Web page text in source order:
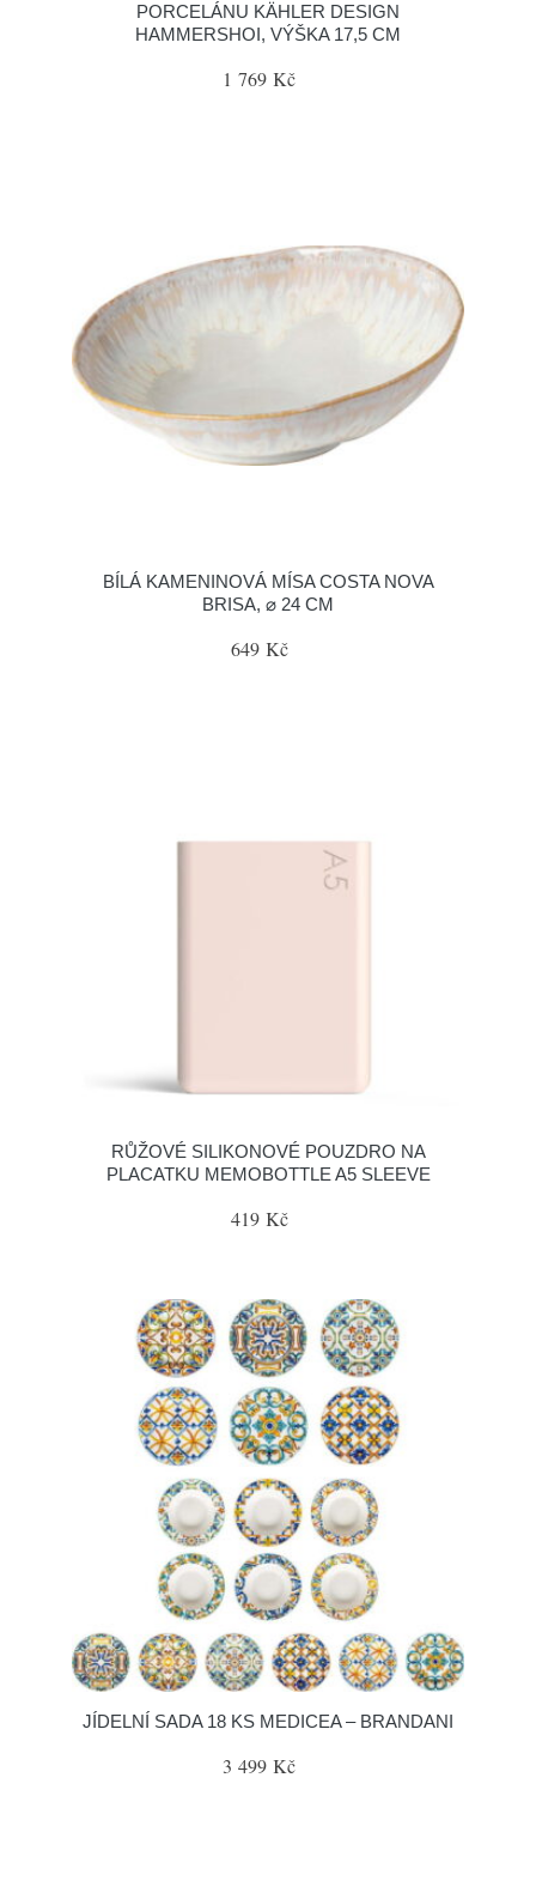
PORCELÁNU KÄHLER DESIGN
HAMMERSHOI, VÝŠKA 17,5 CM
1 769 Kč
BÍLÁ KAMENINOVÁ MÍSA COSTA NOVA
BRISA, ⌀ 24 CM
649 Kč
RŮŽOVÉ SILIKONOVÉ POUZDRO NA
PLACATKU MEMOBOTTLE A5 SLEEVE
419 Kč
JÍDELNÍ SADA 18 KS MEDICEA – BRANDANI
3 499 Kč